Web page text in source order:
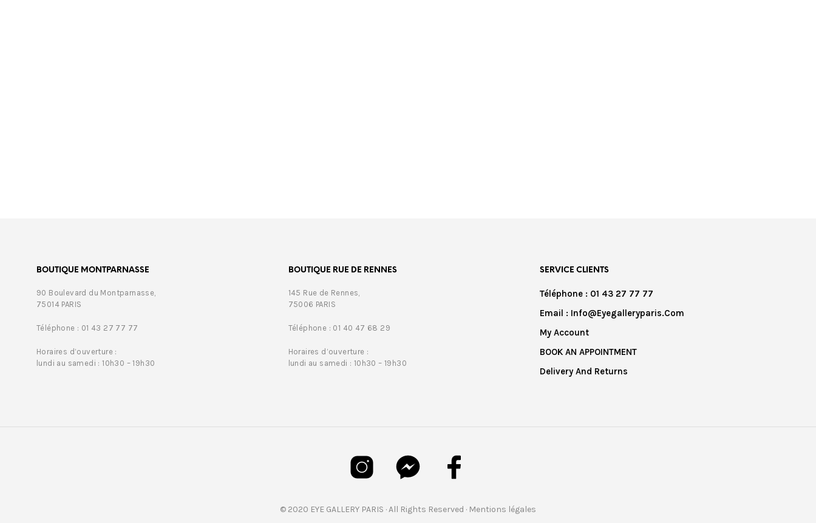
BOUTIQUE MONTPARNASSE
90 Boulevard du Montparnasse,
75014 PARIS
Téléphone : 01 43 27 77 77
Horaires d’ouverture :
lundi au samedi : 10h30 – 19h30
BOUTIQUE RUE DE RENNES
145 Rue de Rennes,
75006 PARIS
Téléphone : 01 40 47 68 29
Horaires d’ouverture :
lundi au samedi : 10h30 – 19h30
SERVICE CLIENTS
Téléphone : 01 43 27 77 77
Email : Info@eyegalleryparis.com
My Account
BOOK AN APPOINTMENT
Delivery And Returns
© 2020 EYE GALLERY PARIS · All Rights Reserved · Mentions légales